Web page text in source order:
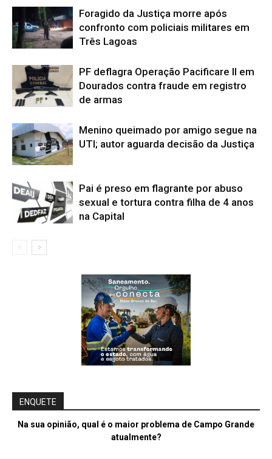
Foragido da Justiça morre após
confronto com policiais militares em
Três Lagoas
PF deflagra Operação Pacificare II em
Dourados contra fraude em registro
de armas
Menino queimado por amigo segue na
UTI; autor aguarda decisão da Justiça
Pai é preso em flagrante por abuso
sexual e tortura contra filha de 4 anos
na Capital
ENQUETE
Na sua opinião, qual é o maior problema de Campo Grande
atualmente?